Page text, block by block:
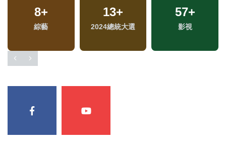
8+
綜藝
13+
2024總統大選
57+
影視